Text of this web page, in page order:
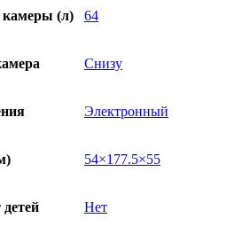
камеры (л) 64
Снизу
Электронный
54×177.5×55
Нет